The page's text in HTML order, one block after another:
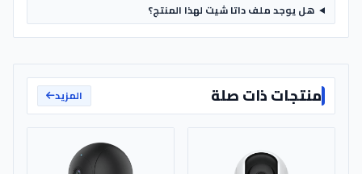
هل يوجد ملف داتا شيت لهذا المنتج؟
منتجات ذات صلة المزيد